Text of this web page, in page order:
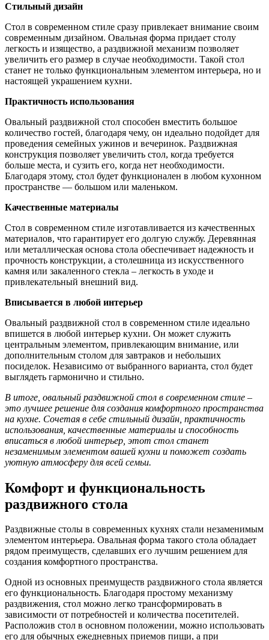
Стильный дизайн
Стол в современном стиле сразу привлекает внимание своим
современным дизайном. Овальная форма придает столу
легкость и изящество, а раздвижной механизм позволяет
увеличить его размер в случае необходимости. Такой стол
станет не только функциональным элементом интерьера, но и
настоящей украшением кухни.
Практичность использования
Овальный раздвижной стол способен вместить большое
количество гостей, благодаря чему, он идеально подойдет для
проведения семейных ужинов и вечеринок. Раздвижная
конструкция позволяет увеличить стол, когда требуется
больше места, и сузить его, когда нет необходимости.
Благодаря этому, стол будет функционален в любом кухонном
пространстве — большом или маленьком.
Качественные материалы
Стол в современном стиле изготавливается из качественных
материалов, что гарантирует его долгую службу. Деревянная
или металлическая основа стола обеспечивает надежность и
прочность конструкции, а столешница из искусственного
камня или закаленного стекла – легкость в уходе и
привлекательный внешний вид.
Вписывается в любой интерьер
Овальный раздвижной стол в современном стиле идеально
впишется в любой интерьер кухни. Он может служить
центральным элементом, привлекающим внимание, или
дополнительным столом для завтраков и небольших
посиделок. Независимо от выбранного варианта, стол будет
выглядеть гармонично и стильно.
В итоге, овальный раздвижной стол в современном стиле –
это лучшее решение для создания комфортного пространства
на кухне. Сочетая в себе стильный дизайн, практичность
использования, качественные материалы и способность
вписаться в любой интерьер, этот стол станет
незаменимым элементом вашей кухни и поможет создать
уютную атмосферу для всей семьи.
Комфорт и функциональность
раздвижного стола
Раздвижные столы в современных кухнях стали незаменимым
элементом интерьера. Овальная форма такого стола обладает
рядом преимуществ, сделавших его лучшим решением для
создания комфортного пространства.
Одной из основных преимуществ раздвижного стола является
его функциональность. Благодаря простому механизму
раздвижения, стол можно легко трансформировать в
зависимости от потребностей и количества посетителей.
Расположив стол в основном положении, можно использовать
его для обычных ежедневных приемов пищи, а при